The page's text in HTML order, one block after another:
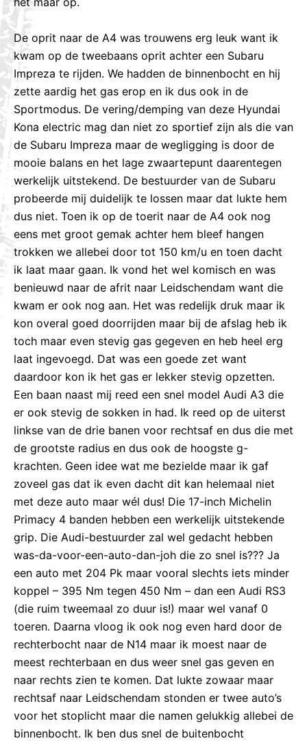
De oprit naar de A4 was trouwens erg leuk want ik
kwam op de tweebaans oprit achter een Subaru
Impreza te rijden. We hadden de binnenbocht en hij
zette aardig het gas erop en ik dus ook in de
Sportmodus. De vering/demping van deze Hyundai
Kona electric mag dan niet zo sportief zijn als die van
de Subaru Impreza maar de wegligging is door de
mooie balans en het lage zwaartepunt daarentegen
werkelijk uitstekend. De bestuurder van de Subaru
probeerde mij duidelijk te lossen maar dat lukte hem
dus niet. Toen ik op de toerit naar de A4 ook nog
eens met groot gemak achter hem bleef hangen
trokken we allebei door tot 150 km/u en toen dacht
ik laat maar gaan. Ik vond het wel komisch en was
benieuwd naar de afrit naar Leidschendam want die
kwam er ook nog aan. Het was redelijk druk maar ik
kon overal goed doorrijden maar bij de afslag heb ik
toch maar even stevig gas gegeven en heb heel erg
laat ingevoegd. Dat was een goede zet want
daardoor kon ik het gas er lekker stevig opzetten.
Een baan naast mij reed een snel model Audi A3 die
er ook stevig de sokken in had. Ik reed op de uiterst
linkse van de drie banen voor rechtsaf en dus die met
de grootste radius en dus ook de hoogste g-
krachten. Geen idee wat me bezielde maar ik gaf
zoveel gas dat ik even dacht dit kan helemaal niet
met deze auto maar wél dus! Die 17-inch Michelin
Primacy 4 banden hebben een werkelijk uitstekende
grip. Die Audi-bestuurder zal wel gedacht hebben
was-da-voor-een-auto-dan-joh die zo snel is??? Ja
een auto met 204 Pk maar vooral slechts iets minder
koppel – 395 Nm tegen 450 Nm – dan een Audi RS3
(die ruim tweemaal zo duur is!) maar wel vanaf 0
toeren. Daarna vloog ik ook nog even hard door de
rechterbocht naar de N14 maar ik moest naar de
meest rechterbaan en dus weer snel gas geven en
naar rechts zien te komen. Dat lukte zowaar maar
rechtsaf naar Leidschendam stonden er twee auto’s
voor het stoplicht maar die namen gelukkig allebei de
binnenbocht. Ik ben dus snel de buitenbocht